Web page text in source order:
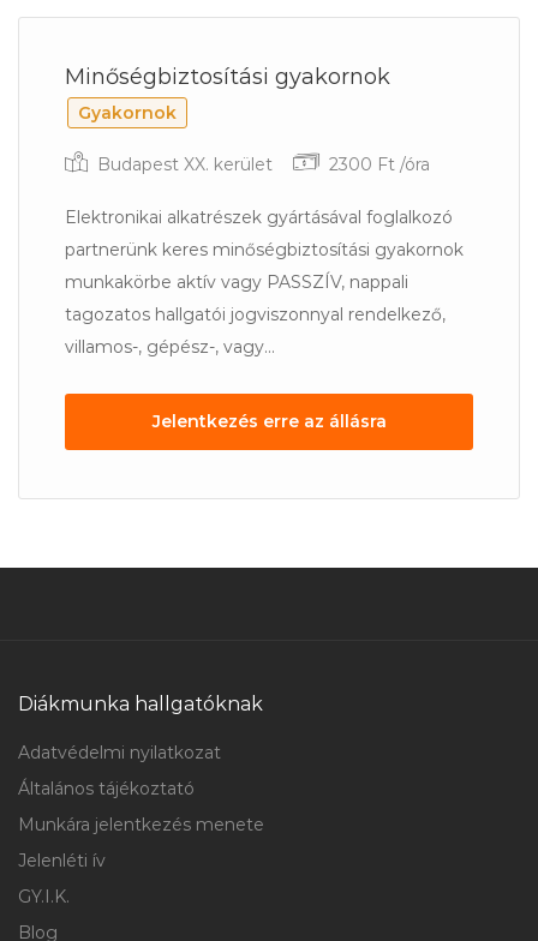
Minőségbiztosítási gyakornok
Gyakornok
Budapest XX. kerület 2300 Ft /óra
Elektronikai alkatrészek gyártásával foglalkozó
partnerünk keres minőségbiztosítási gyakornok
munkakörbe aktív vagy PASSZÍV, nappali
tagozatos hallgatói jogviszonnyal rendelkező,
villamos-, gépész-, vagy...
Jelentkezés erre az állásra
Diákmunka hallgatóknak
Adatvédelmi nyilatkozat
Általános tájékoztató
Munkára jelentkezés menete
Jelenléti ív
GY.I.K.
Blog